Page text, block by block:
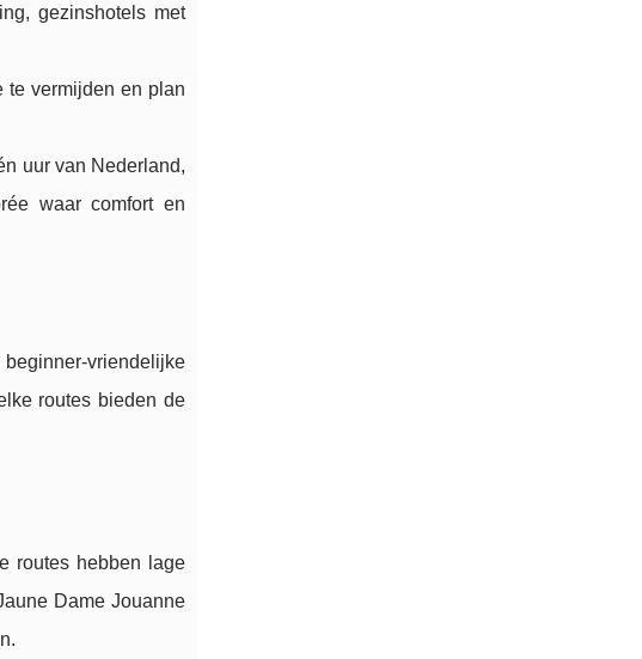
gezinshotels met
te vermijden en plan
uur van Nederland,
waar comfort en
vriendelijke
routes bieden de
routes hebben lage
Dame Jouanne